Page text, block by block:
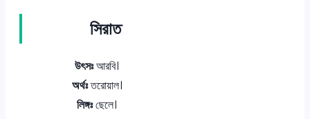
সিরাত
উৎসঃআরবি।
অর্থঃতরোয়াল।
লিঙ্গঃছেলে।